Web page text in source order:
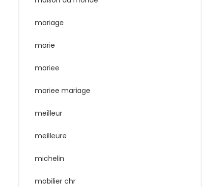
mariage
marie
mariee
mariee mariage
meilleur
meilleure
michelin
mobilier chr